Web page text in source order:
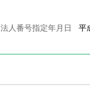
法人番号指定年月日 平